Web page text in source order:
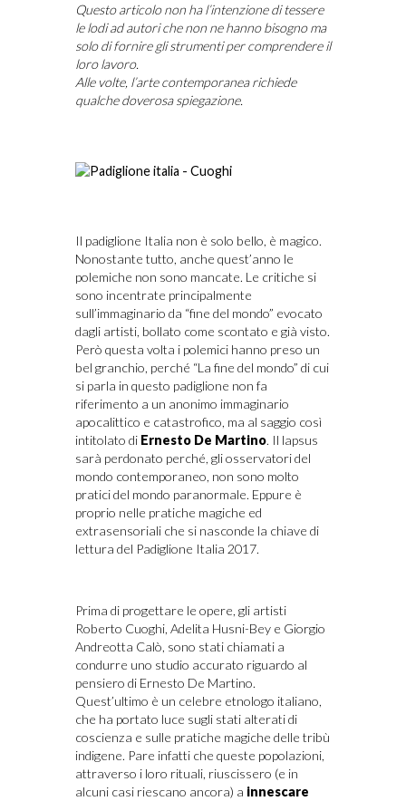
Questo articolo non ha l’intenzione di tessere
le lodi ad autori che non ne hanno bisogno ma
solo di fornire gli strumenti per comprendere il
loro lavoro.
Alle volte, l’arte contemporanea richiede
qualche doverosa spiegazione.
Il padiglione Italia non è solo bello, è magico.
Nonostante tutto, anche quest’anno le
polemiche non sono mancate. Le critiche si
sono incentrate principalmente
sull’immaginario da “fine del mondo” evocato
dagli artisti, bollato come scontato e già visto.
Però questa volta i polemici hanno preso un
bel granchio, perché “La fine del mondo” di cui
si parla in questo padiglione non fa
riferimento a un anonimo immaginario
apocalittico e catastrofico, ma al saggio così
intitolato di Ernesto De Martino. Il lapsus
sarà perdonato perché, gli osservatori del
mondo contemporaneo, non sono molto
pratici del mondo paranormale. Eppure è
proprio nelle pratiche magiche ed
extrasensoriali che si nasconde la chiave di
lettura del Padiglione Italia 2017.
Prima di progettare le opere, gli artisti
Roberto Cuoghi, Adelita Husni-Bey e Giorgio
Andreotta Calò, sono stati chiamati a
condurre uno studio accurato riguardo al
pensiero di Ernesto De Martino.
Quest’ultimo è un celebre etnologo italiano,
che ha portato luce sugli stati alterati di
coscienza e sulle pratiche magiche delle tribù
indigene. Pare infatti che queste popolazioni,
attraverso i loro rituali, riuscissero (e in
alcuni casi riescano ancora) a innescare